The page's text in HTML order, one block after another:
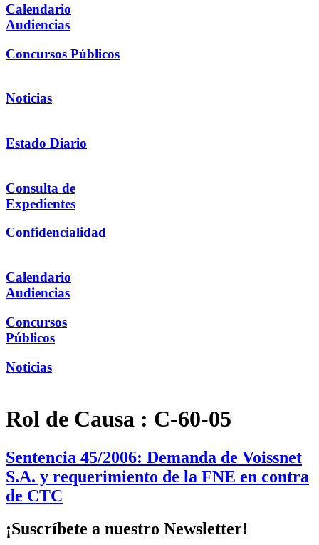
Calendario
Audiencias
Concursos Públicos
Noticias
Estado Diario
Consulta de
Expedientes
Confidencialidad
Calendario
Audiencias
Concursos
Públicos
Noticias
Rol de Causa : C-60-05
Sentencia 45/2006: Demanda de Voissnet
S.A. y requerimiento de la FNE en contra
de CTC
¡Suscríbete a nuestro Newsletter!